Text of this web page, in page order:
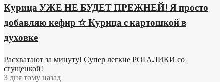
Курица УЖЕ НЕ БУДЕТ ПРЕЖНЕЙ! Я просто
добавляю кефир ☆ Курица с картошкой в
духовке
Расхватают за минуту! Супер легкие РОГАЛИКИ со
сгущенкой!
3 дня тому назад